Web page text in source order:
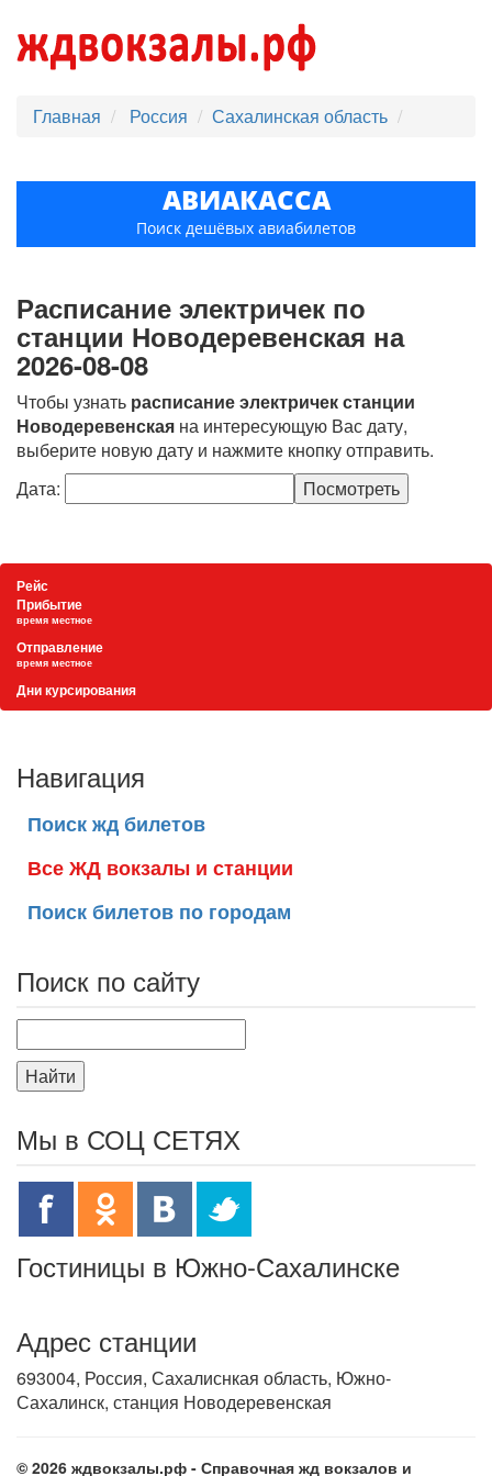
Главная Россия Сахалинская область
АВИАКАССА
Поиск дешёвых авиабилетов
Расписание электричек по
станции Новодеревенская на
2026-08-08
Чтобы узнать расписание электричек станции
Новодеревенская на интересующую Вас дату,
выберите новую дату и нажмите кнопку отправить.
Дата:
Рейс
Прибытие
время местное
Отправление
время местное
Дни курсирования
Навигация
Поиск жд билетов
Все ЖД вокзалы и станции
Поиск билетов по городам
Поиск по сайту
Найти
Мы в СОЦ СЕТЯХ
Гостиницы в Южно-Сахалинске
Адрес станции
693004, Россия, Сахалиснкая область, Южно-
Сахалинск, станция Новодеревенская
© 2026 ждвокзалы.рф - Справочная жд вокзалов и